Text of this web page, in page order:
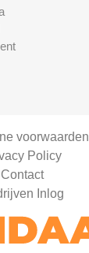
voorwaarden
Policy
Contact
Inlog